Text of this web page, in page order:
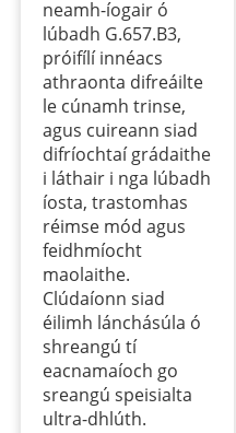
neamh-íogair ó
lúbadh G.657.B3,
próifílí innéacs
athraonta difreáilte
le cúnamh trinse,
agus cuireann siad
difríochtaí grádaithe
i láthair i nga lúbadh
íosta, trastomhas
réimse mód agus
feidhmíocht
maolaithe.
Clúdaíonn siad
éilimh lánchásúla ó
shreangú tí
eacnamaíoch go
sreangú speisialta
ultra-dhlúth.